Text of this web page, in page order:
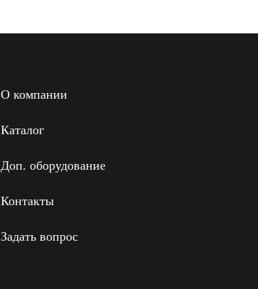
О компании
Каталог
Доп. оборудование
Контакты
Задать вопрос